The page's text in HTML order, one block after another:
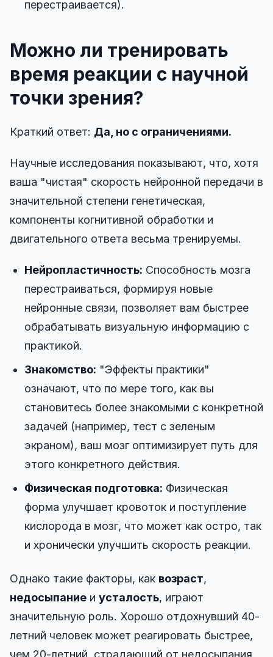
перестраивается).
Можно ли тренировать
время реакции с научной
точки зрения?
Краткий ответ: Да, но с ограничениями.
Научные исследования показывают, что, хотя
ваша "чистая" скорость нейронной передачи в
значительной степени генетическая,
компоненты когнитивной обработки и
двигательного ответа весьма тренируемы.
Нейропластичность: Способность мозга
перестраиваться, формируя новые
нейронные связи, позволяет вам быстрее
обрабатывать визуальную информацию с
практикой.
Знакомство: "Эффекты практики"
означают, что по мере того, как вы
становитесь более знакомыми с конкретной
задачей (например, тест с зеленым
экраном), ваш мозг оптимизирует путь для
этого конкретного действия.
Физическая подготовка: Физическая
форма улучшает кровоток и поступление
кислорода в мозг, что может как остро, так
и хронически улучшить скорость реакции.
Однако такие факторы, как возраст,
недосыпание и усталость, играют
значительную роль. Хорошо отдохнувший 40-
летний человек может реагировать быстрее,
чем 20-летний, страдающий от недосыпания.